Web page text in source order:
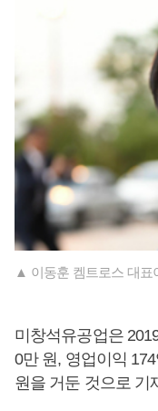
▲ 이동훈 켐트로스 대표
미창석유공업은
0만 원, 영업이익
원을 거둔 것으로 기